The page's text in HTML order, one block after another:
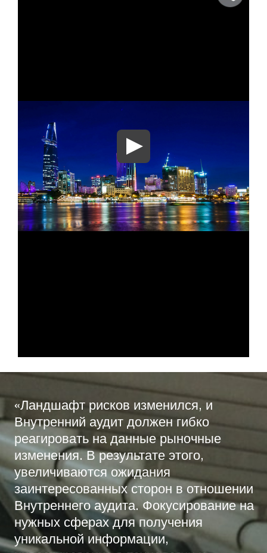
«Ландшафт рисков изменился, и
Внутренний аудит должен гибко
реагировать на данные рыночные
изменения. В результате этого,
увеличиваются ожидания
заинтересованных сторон в отношении
Внутреннего аудита. Фокусирование на
нужных сферах для получения
уникальной информации,